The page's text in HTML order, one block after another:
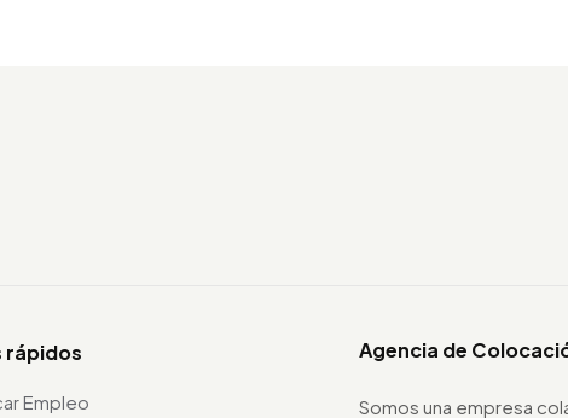
rápidos
Empleo
Agencia de
Somos una empresa